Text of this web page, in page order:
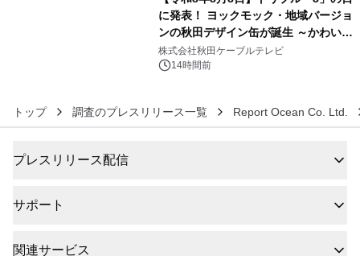
に発表！ ヨックモック・地域バージョ
ンの秋田デザイン缶が誕生 ～かわいい
秋田犬の子犬と秋田の四季と名所を巡
るパッケージ～ 9月1日(火)秋田県内で
株式会社秋田ケーブルテレビ
14時間前
トップ 調査のプレスリリース一覧 Report Ocean Co. Ltd.
プレスリリース配信
サポート
関連サービス